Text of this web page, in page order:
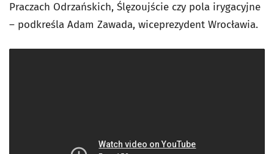
Praczach Odrzańskich, Ślęzoujście czy pola irygacyjne
– podkreśla Adam Zawada, wiceprezydent Wrocławia.